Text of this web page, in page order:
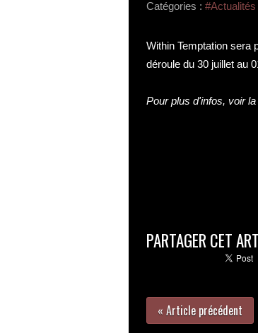
Catégories : #Actualités
Within Temptation sera
déroule du 30 juillet au
Pour plus d'infos, voir la
PARTAGER CET
« Article précédent